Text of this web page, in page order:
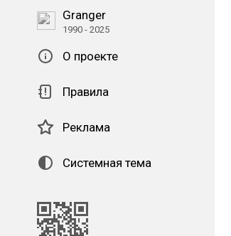
Granger
1990 - 2025
О проекте
Правила
Реклама
Системная тема